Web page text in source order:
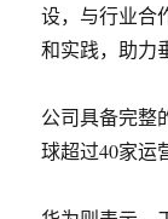
设，与行业合
和实践，助力
公司具备完整
球超过40家运